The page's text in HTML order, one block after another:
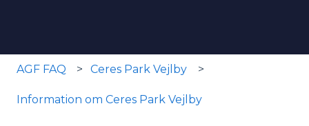
AGF FAQ Ceres Park Vejlby
Information om Ceres Park Vejlby